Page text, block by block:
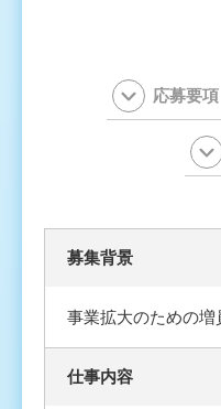
応募要項
募集背景
事業拡大のための増
仕事内容